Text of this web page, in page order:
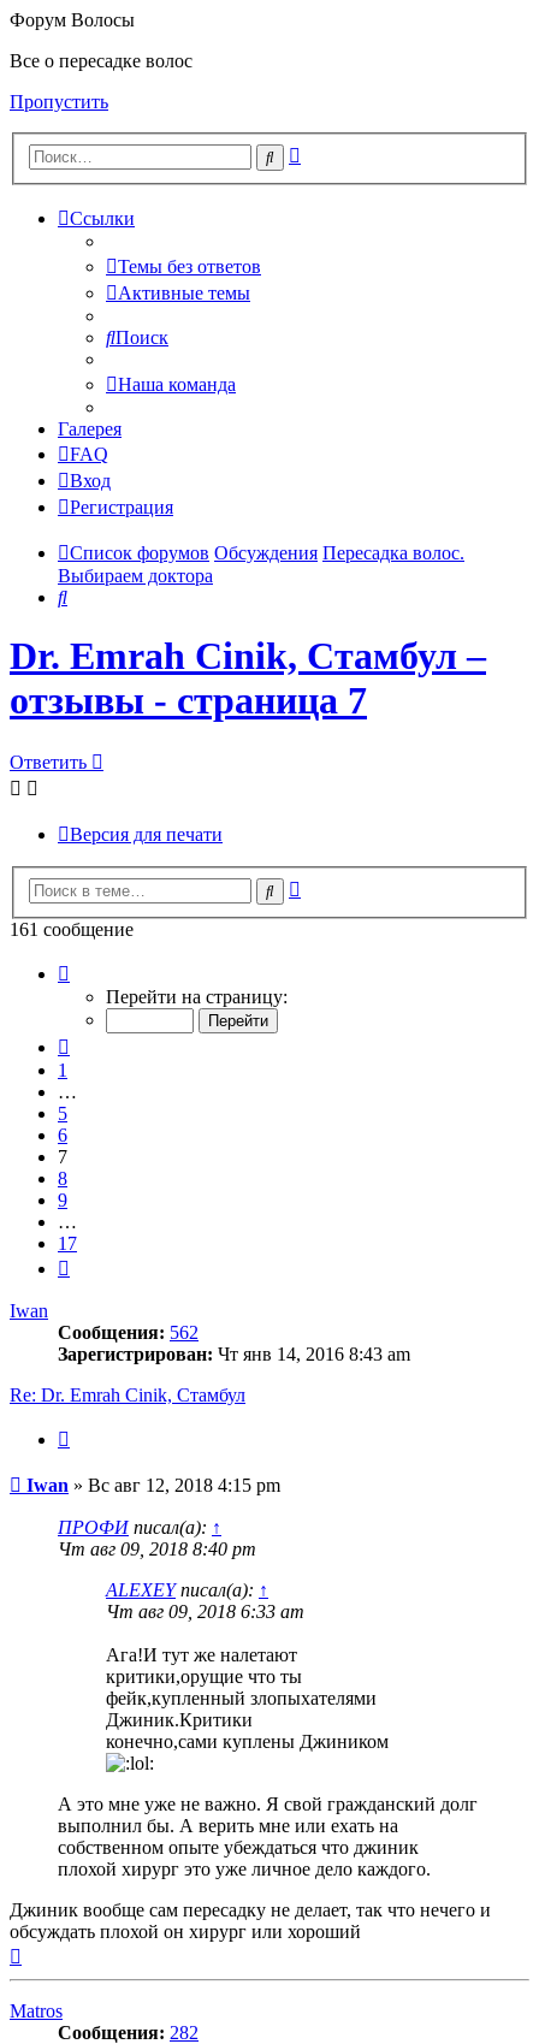
Форум Волосы
Все о пересадке волос
Пропустить
Поиск
Ссылки
Темы без ответов
Активные темы
Поиск
Наша команда
Галерея
FAQ
Вход
Регистрация
Список форумов Обсуждения Пересадка волос.
Выбираем доктора
Поиск
Dr. Emrah Cinik, Стамбул –
отзывы - страница 7
Ответить
Версия для печати
Поиск
161 сообщение
Перейти на страницу:
1
…
5
6
7
8
9
…
17
Iwan
Сообщения: 562
Зарегистрирован: Чт янв 14, 2016 8:43 am
Re: Dr. Emrah Cinik, Стамбул
Сообщение
Iwan » Вс авг 12, 2018 4:15 pm
ПРОФИписал(а): ↑
Чт авг 09, 2018 8:40 pm
ALEXEYписал(а): ↑
Чт авг 09, 2018 6:33 am
Ага!И тут же налетают
критики,орущие что ты
фейк,купленный злопыхателями
Джиник.Критики
конечно,сами куплены Джиником
А это мне уже не важно. Я свой гражданский долг
выполнил бы. А верить мне или ехать на
собственном опыте убеждаться что джиник
плохой хирург это уже личное дело каждого.
Джиник вообще сам пересадку не делает, так что нечего и
обсуждать плохой он хирург или хороший
Matros
Сообщения: 282